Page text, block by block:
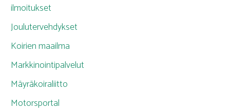
ilmoitukset
Joulutervehdykset
Koirien maailma
Markkinointipalvelut
Mäyräkoiraliitto
Motorsportal